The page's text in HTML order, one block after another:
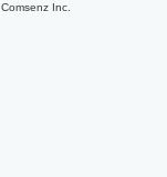
Comsenz Inc.